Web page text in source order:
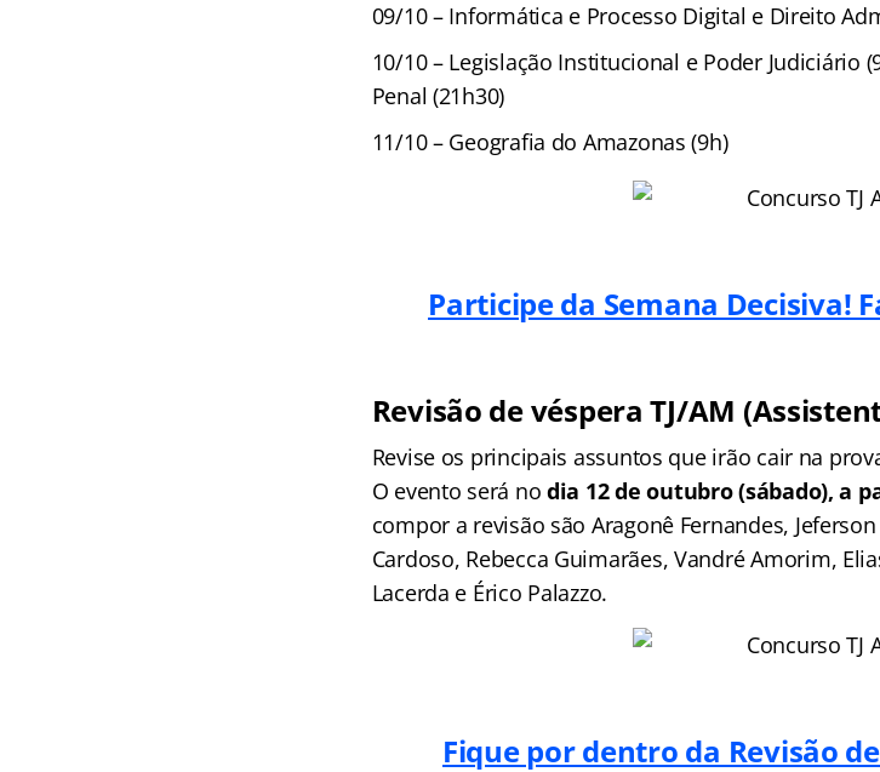
09/10 – Informática e Processo Digital e Direito
10/10 – Legislação Institucional e Poder Judiciário
Penal (21h30)
11/10 – Geografia do Amazonas (9h)
Participe da Semana Decisiva!
Revisão de véspera TJ/AM
Revise os principais assuntos que irão cair na
O evento será nodia 12 de outubro (sábado), a
compor a revisão são Aragonê Fernandes,
Cardoso, Rebecca Guimarães, Vandré Amorim,
Lacerda e Érico Palazzo.
Fique por dentro da Revisão